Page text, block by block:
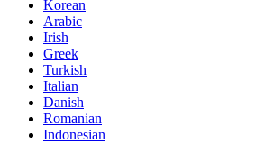
Korean
Arabic
Irish
Greek
Turkish
Italian
Danish
Romanian
Indonesian